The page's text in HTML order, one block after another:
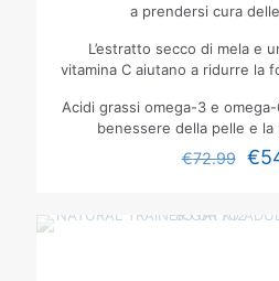
a prendersi cura
L’estratto secco di mela e
vitamina C aiutano a ridurre la
Acidi grassi omega-3 e
benessere della pelle e la
€72.99 €